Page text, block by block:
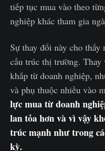
tiếp tục mua vào theo
nghiệp khác tham gia
Sự thay đổi này cho
cấu trúc thị trường.
khắp từ doanh nghiệp,
và phụ thuộc nhiều vào
lực mua từ doanh
lan tỏa hơn và vì vậy
trúc mạnh như trong
kỳ.